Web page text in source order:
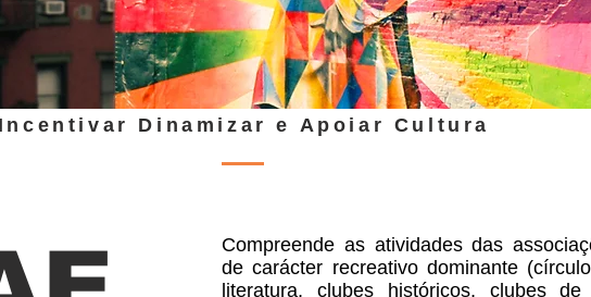
Dinamizar e Apoiar Cultura
Compreende as atividades das
de carácter recreativo dominante
literatura, clubes históricos, clubes